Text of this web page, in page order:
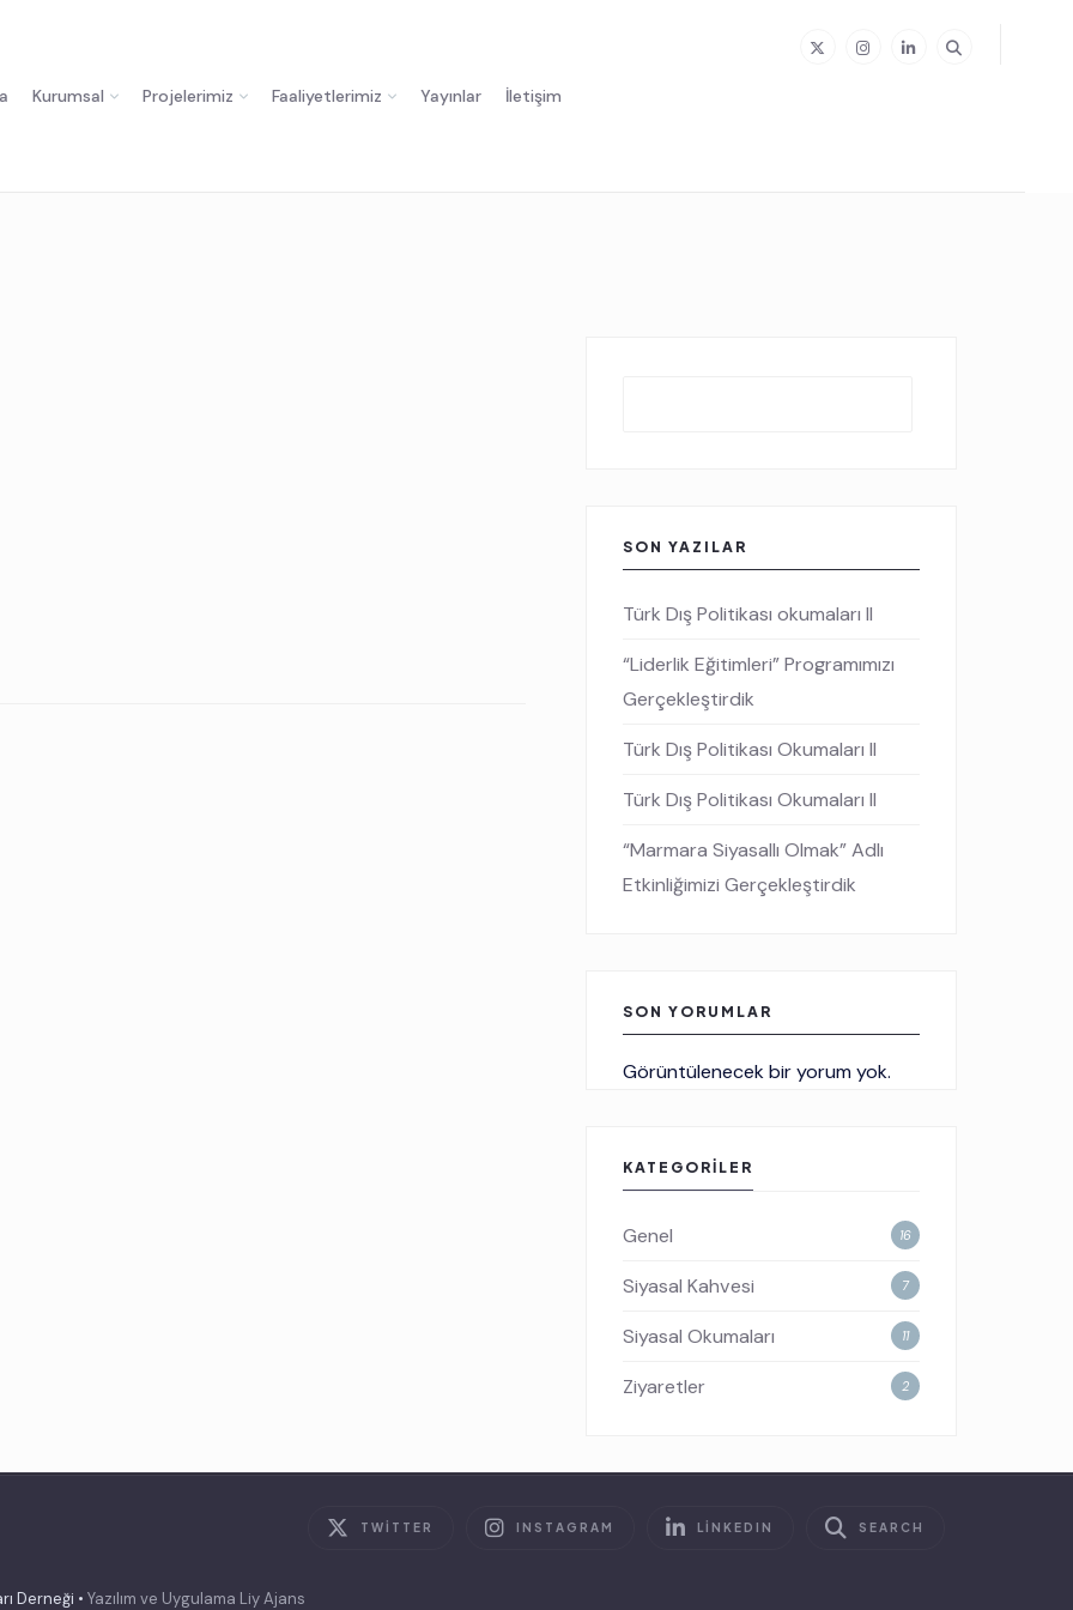
Kurumsal Projelerimiz Faaliyetlerimiz Yayınlar İletişim
SON YAZILAR
Türk Dış Politikası okumaları II
“Liderlik Eğitimleri” Programımızı
Gerçekleştirdik
Türk Dış Politikası Okumaları II
Türk Dış Politikası Okumaları II
“Marmara Siyasallı Olmak” Adlı
Etkinliğimizi Gerçekleştirdik
SON YORUMLAR
Görüntülenecek bir yorum yok.
KATEGORILER
Genel 16
Siyasal Kahvesi 7
Siyasal Okumaları 11
Ziyaretler 2
TWITTER INSTAGRAM LINKEDIN SEARCH
Derneği • Yazılım ve Uygulama Liy Ajans